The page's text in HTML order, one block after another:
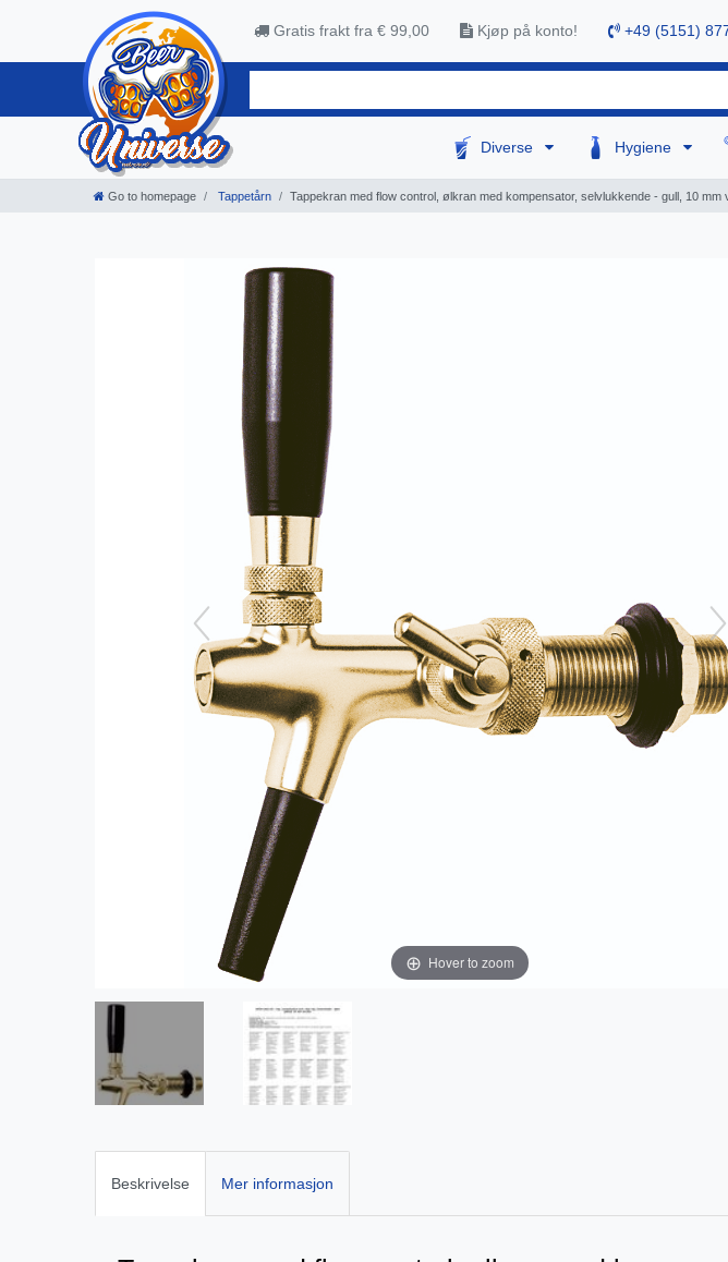
Gratis frakt fra € 99,00 Kjøp på konto! +49 (5151)
Diverse Hygiene
Go to homepage Tappetårn Tappekran med flow control, ølkran med kompensator, selvlukkende - gull, 10 mm
Hover to zoom
Beskrivelse Mer informasjon